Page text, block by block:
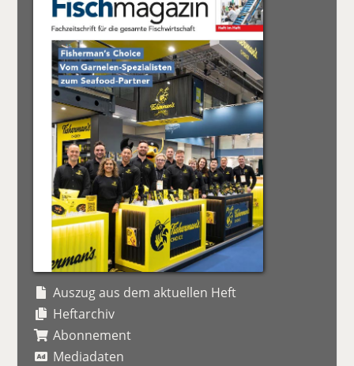
Auszug aus dem aktuellen Heft
Heftarchiv
Abonnement
Mediadaten